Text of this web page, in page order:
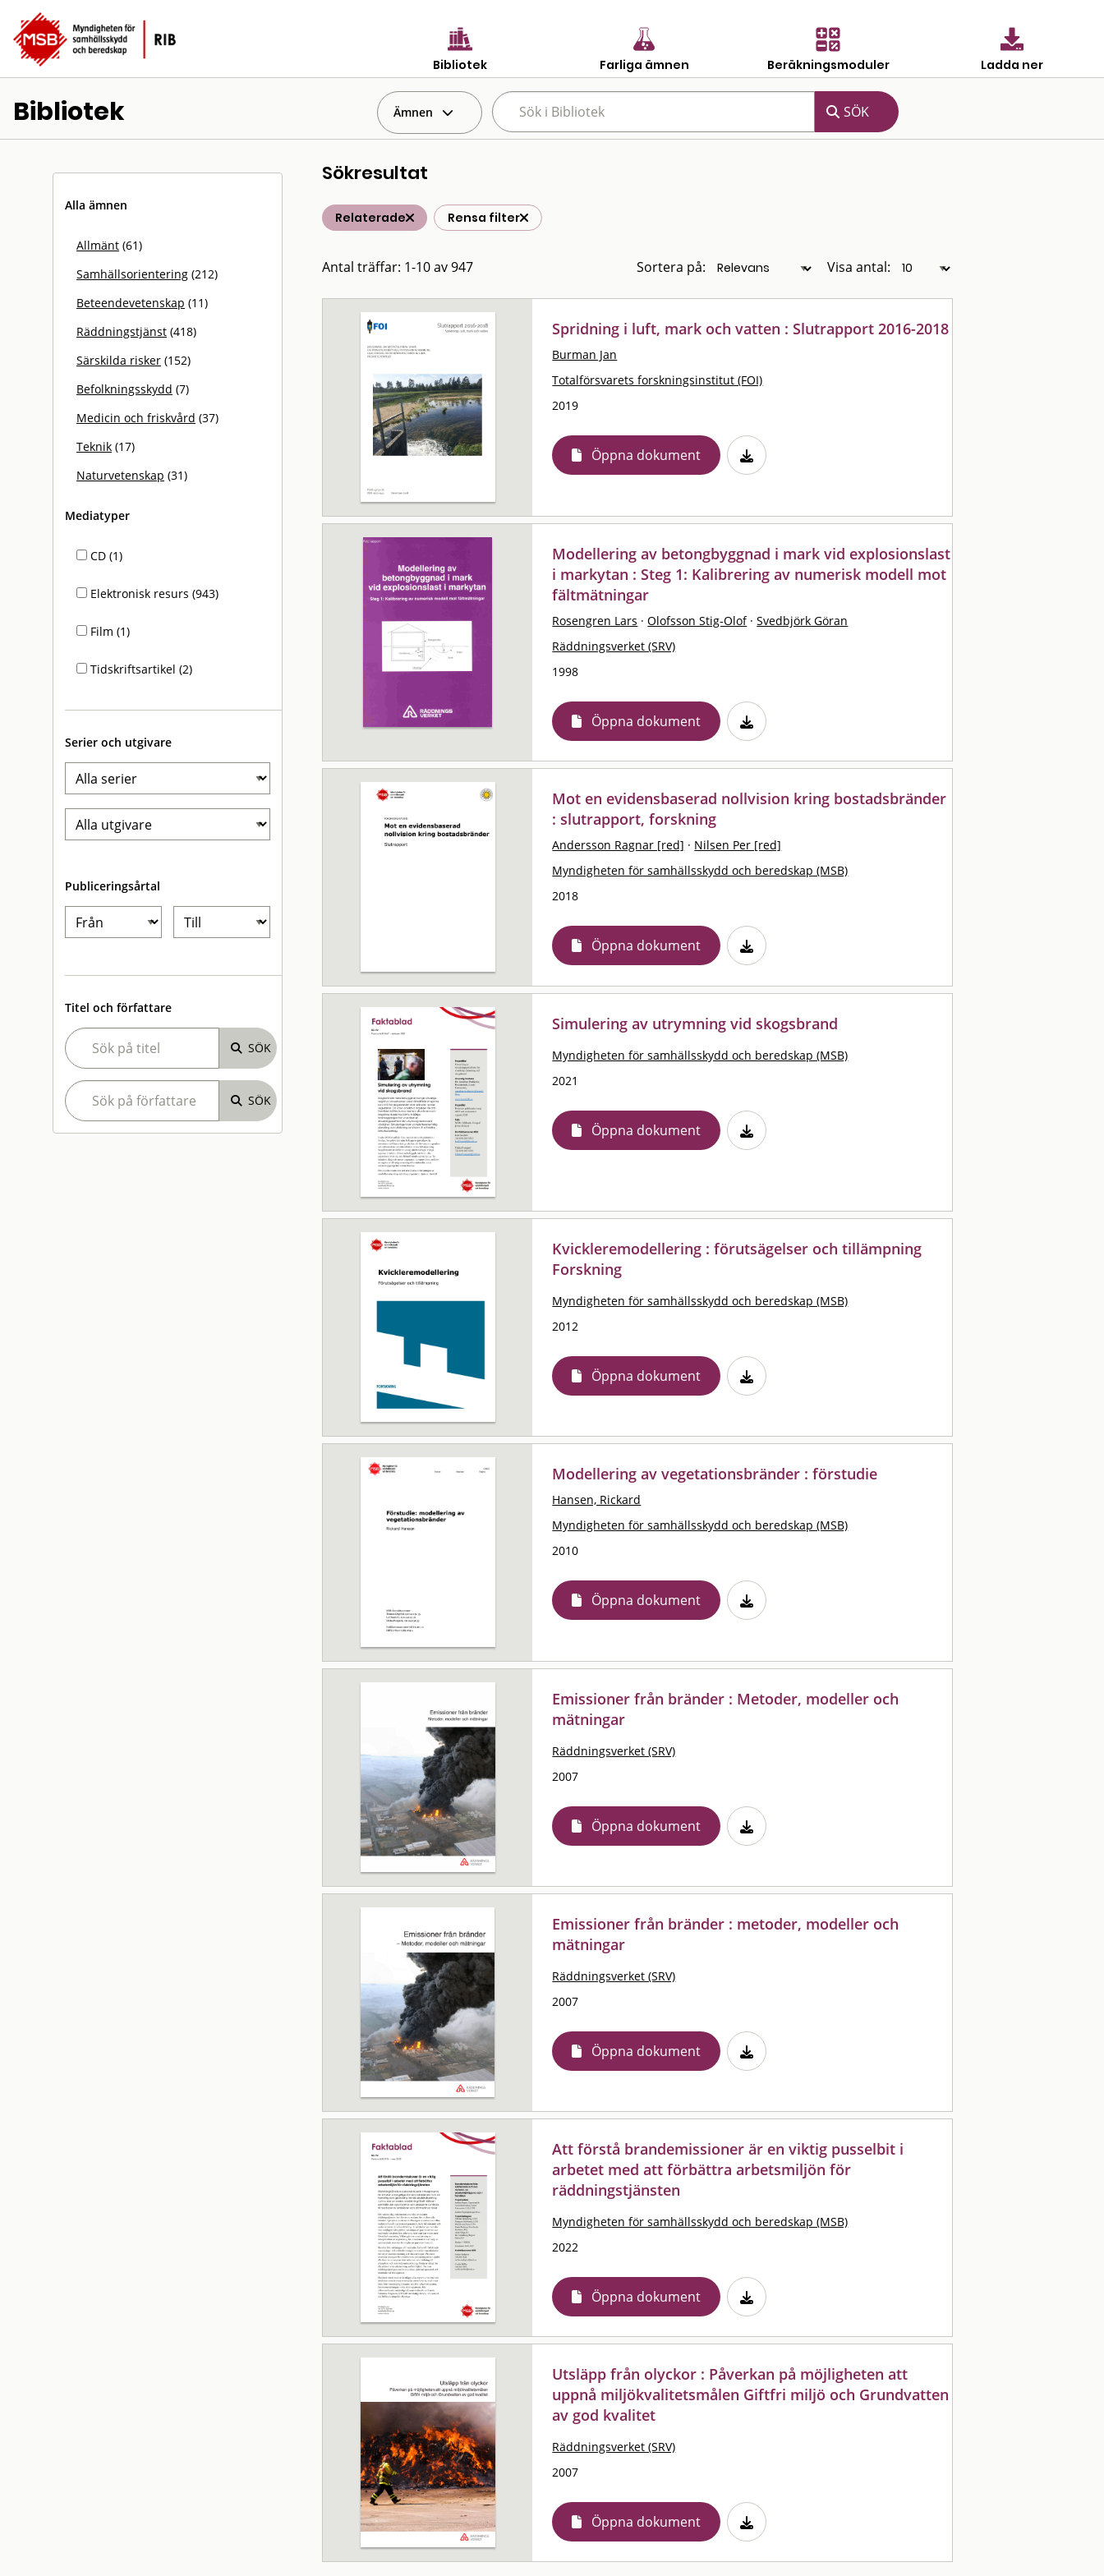
Bibliotek Farliga ämnen Beräkningsmoduler Ladda ner
Bibliotek Ämnen
Alla ämnen
Allmänt (61)
Samhällsorientering (212)
Beteendevetenskap (11)
Räddningstjänst (418)
Särskilda risker (152)
Befolkningsskydd (7)
Medicin och friskvård (37)
Teknik (17)
Naturvetenskap (31)
Mediatyper
CD (1)
Elektronisk resurs (943)
Film (1)
Tidskriftsartikel (2)
Serier och utgivare
Publiceringsårtal
Titel och författare
Sökresultat
Relaterade Rensa filter
Antal träffar: 1-10 av 947 Sortera på: Visa antal:
Spridning i luft, mark och vatten : Slutrapport 2016-2018
Burman Jan
Totalförsvarets forskningsinstitut (FOI)
2019
Öppna dokument
Modellering av betongbyggnad i mark vid explosionslast
i markytan : Steg 1: Kalibrering av numerisk modell mot
fältmätningar
Rosengren Lars · Olofsson Stig-Olof · Svedbjörk Göran
Räddningsverket (SRV)
1998
Öppna dokument
Mot en evidensbaserad nollvision kring bostadsbränder
: slutrapport, forskning
Andersson Ragnar [red] · Nilsen Per [red]
Myndigheten för samhällsskydd och beredskap (MSB)
2018
Öppna dokument
Simulering av utrymning vid skogsbrand
Myndigheten för samhällsskydd och beredskap (MSB)
2021
Öppna dokument
Kvickleremodellering : förutsägelser och tillämpning
Forskning
Myndigheten för samhällsskydd och beredskap (MSB)
2012
Öppna dokument
Modellering av vegetationsbränder : förstudie
Hansen, Rickard
Myndigheten för samhällsskydd och beredskap (MSB)
2010
Öppna dokument
Emissioner från bränder : Metoder, modeller och
mätningar
Räddningsverket (SRV)
2007
Öppna dokument
Emissioner från bränder : metoder, modeller och
mätningar
Räddningsverket (SRV)
2007
Öppna dokument
Att förstå brandemissioner är en viktig pusselbit i
arbetet med att förbättra arbetsmiljön för
räddningstjänsten
Myndigheten för samhällsskydd och beredskap (MSB)
2022
Öppna dokument
Utsläpp från olyckor : Påverkan på möjligheten att
uppnå miljökvalitetsmålen Giftfri miljö och Grundvatten
av god kvalitet
Räddningsverket (SRV)
2007
Öppna dokument